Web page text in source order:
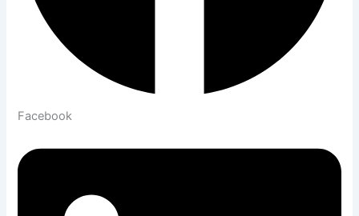
Facebook